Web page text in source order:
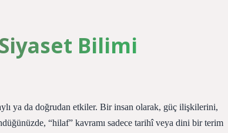
Bilimi
ya da doğrudan etkiler. Bir insan olarak, güç ilişkilerini,
“hilaf” kavramı sadece tarihî veya dini bir terim